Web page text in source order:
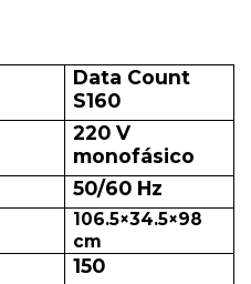
Data Count
S160
220 V
monofásico
50/60 Hz
106.5×34.5×98
cm
150